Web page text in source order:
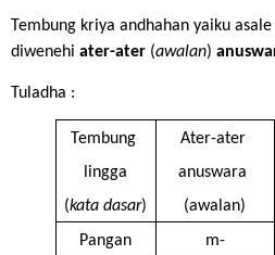
Tembung kriya andhahan yaiku asale
diwenehi ater-ater (awalan)
Tuladha :
Tembung
lingga
(kata dasar)
Ater-ater
anuswara
(awalan)
Pangan m-